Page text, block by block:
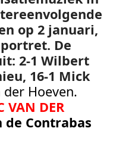
op 2 januari,
De
2-1 Wilbert
, 16-1 Mick
der Hoeven.
VAN DER
de Contrabas